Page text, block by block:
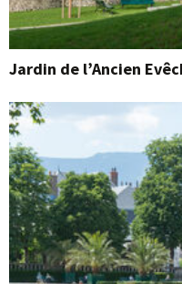
Jardin de l’Ancien